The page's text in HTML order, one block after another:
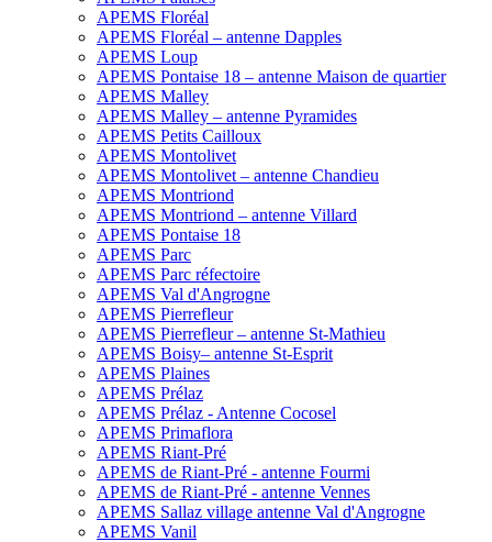
APEMS Floréal
APEMS Floréal – antenne Dapples
APEMS Loup
APEMS Pontaise 18 – antenne Maison de quartier
APEMS Malley
APEMS Malley – antenne Pyramides
APEMS Petits Cailloux
APEMS Montolivet
APEMS Montolivet – antenne Chandieu
APEMS Montriond
APEMS Montriond – antenne Villard
APEMS Pontaise 18
APEMS Parc
APEMS Parc réfectoire
APEMS Val d'Angrogne
APEMS Pierrefleur
APEMS Pierrefleur – antenne St-Mathieu
APEMS Boisy– antenne St-Esprit
APEMS Plaines
APEMS Prélaz
APEMS Prélaz - Antenne Cocosel
APEMS Primaflora
APEMS Riant-Pré
APEMS de Riant-Pré - antenne Fourmi
APEMS de Riant-Pré - antenne Vennes
APEMS Sallaz village antenne Val d'Angrogne
APEMS Vanil